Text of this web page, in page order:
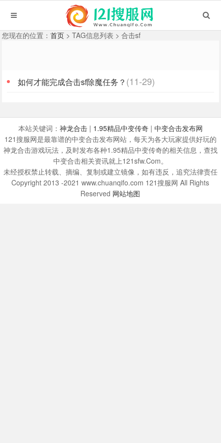
您现在的位置：首页 > TAG信息列表 > 合击sf
如何才能完成合击sf除魔任务？ (11-29)
本站关键词： 神龙合击| 1.95精品中变传奇| 中变合击发布网
121搜服网是最靠谱的中变合击发布网站，每天为各大玩家提供好玩的
神龙合击游戏玩法，及时发布各种1.95精品中变传奇的相关信息，查找
中变合击相关资讯就上121sfw.Com。
未经授权禁止转载、摘编、复制或建立镜像，如有违反，追究法律责任
Copyright 2013 -2021 www.chuanqifo.com 121搜服网 All Rights
Reserved 网站地图